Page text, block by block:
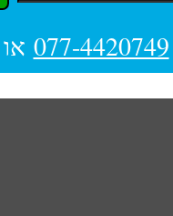
077-4420749